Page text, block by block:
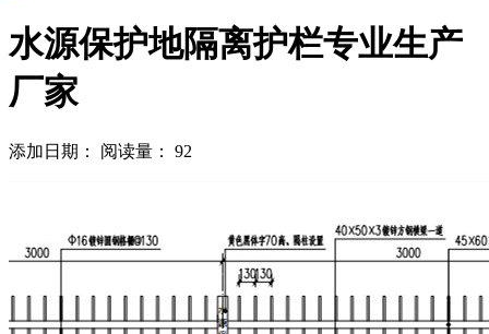
水源保护地隔离护栏专业生产
厂家
添加日期： 阅读量： 92